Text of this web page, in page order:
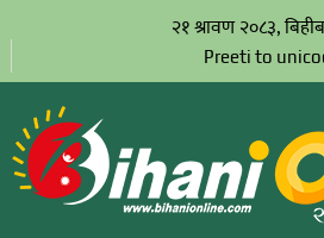
२१ श्रावण २०८३,
Preeti to